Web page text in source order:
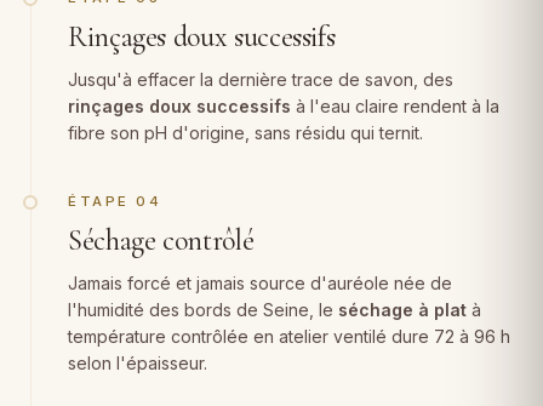
Rinçages doux successifs
Jusqu'à effacer la dernière trace de savon, des
rinçages doux successifs à l'eau claire rendent à la
fibre son pH d'origine, sans résidu qui ternit.
ÉTAPE 04
Séchage contrôlé
Jamais forcé et jamais source d'auréole née de
l'humidité des bords de Seine, le séchage à plat à
température contrôlée en atelier ventilé dure 72 à 96 h
selon l'épaisseur.